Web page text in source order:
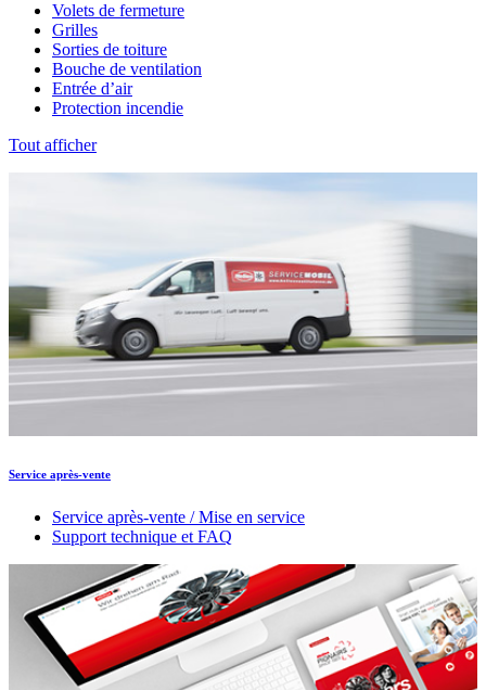
Volets de fermeture
Grilles
Sorties de toiture
Bouche de ventilation
Entrée d’air
Protection incendie
Tout afficher
Service après-vente
Service après-vente / Mise en service
Support technique et FAQ